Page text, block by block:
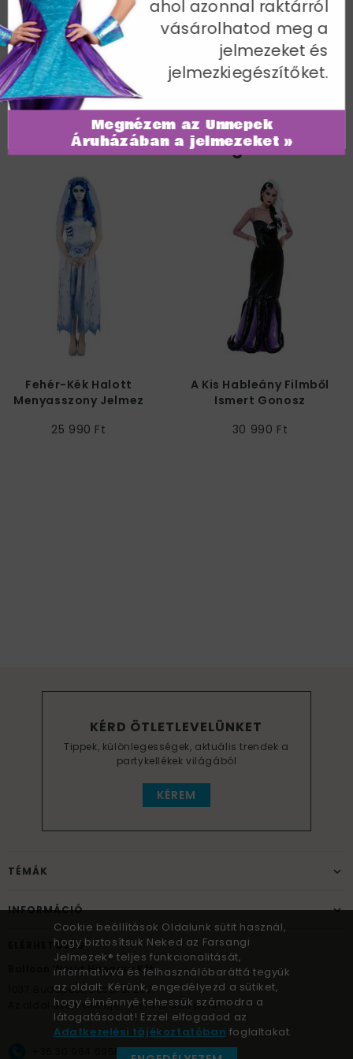
Csípőbőség 100-104 cm / Belső lábhossz 83 cm
Cikkszám: 20500M
További termékek a kategóriában
Fehér-Kék Halott
Menyasszony Jelmez
25 990 Ft
A Kis Hableány Filmből
Ismert Gonosz
Halloweenre
30 990 Ft
KÉRD ÖTLETLEVELÜNKET
Tippek, különlegességek, aktuális trendek a
partykellékek világából
KÉREM
TÉMÁK
INFORMÁCIÓ
ELÉRHETŐSÉG
Balloon World Hungary Kft.
Budapest, Bécsi út 267.
Az oldal üzemeltetője – nem átadó pont!
+36 30 984 6955
Cookie beállítások Oldalunk sütit használ,
hogy biztosítsuk Neked az Farsangi
Jelmezek® teljes funkcionalitását,
informatívvá és felhasználóbaráttá tegyük
az oldalt. Kérünk, engedélyezd a sütiket,
hogy élménnyé tehessük számodra a
látogatásodat! Ezzel elfogadod az
Adatkezelési tájékoztatóban foglaltakat.
Megnézem az Ünnepek
Áruházában a jelmezeket »
ahol azonnal raktárról
vásárolhatod meg a
jelmezeket és
jelmezkiegészítőket.